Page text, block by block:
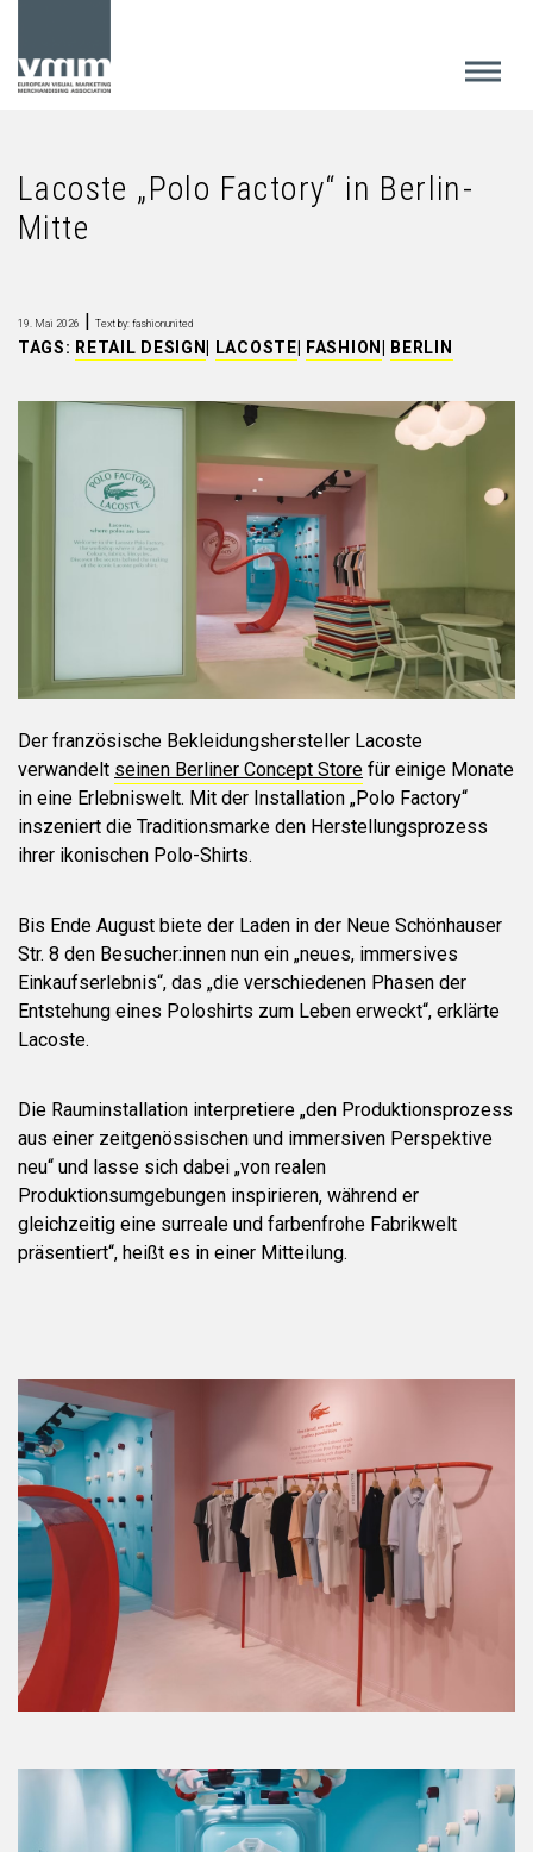
Lacoste „Polo Factory“ in Berlin-
Mitte
19. Mai 2026 | Text by: fashionunited
TAGS: RETAIL DESIGN LACOSTE FASHION BERLIN
Der französische Bekleidungshersteller Lacoste
verwandelt seinen Berliner Concept Store für einige Monate
in eine Erlebniswelt. Mit der Installation „Polo Factory“
inszeniert die Traditionsmarke den Herstellungsprozess
ihrer ikonischen Polo-Shirts.
Bis Ende August biete der Laden in der Neue Schönhauser
Str. 8 den Besucher:innen nun ein „neues, immersives
Einkaufserlebnis“, das „die verschiedenen Phasen der
Entstehung eines Poloshirts zum Leben erweckt“, erklärte
Lacoste.
Die Rauminstallation interpretiere „den Produktionsprozess
aus einer zeitgenössischen und immersiven Perspektive
neu“ und lasse sich dabei „von realen
Produktionsumgebungen inspirieren, während er
gleichzeitig eine surreale und farbenfrohe Fabrikwelt
präsentiert“, heißt es in einer Mitteilung.